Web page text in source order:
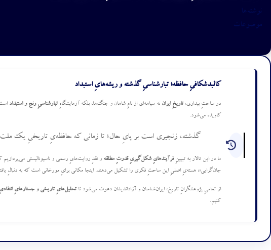
نوشته‌ها
موضوعات
کالبدشکافیِ حافظه؛ تبارشناسیِ گذشته و ریشه‌هایِ استبداد
در ساحتِ بیداری، تاریخِ ایران نه سیاهه‌ای از نامِ شاهان و جنگ‌ها، بلکه آزمایشگاهِ تبارشناسیِ رنج و استبداد
کاویده می‌شود.
گذشته، زنجیری است بر پایِ حال؛ تا زمانی که حافظه‌یِ تاریخیِ یک
ما در این تالار به تبیینِفرآیندهایِ شکل‌گیریِ قدرتِ مطلقه و نقدِ روایت‌هایِ رسمی و ناسیونالیستی
جان‌گرایی»، هسته‌یِ اصلیِ این ساحتِ فکری را تشکیل می‌دهند. اینجا مکانی برایِ مورخانی است که به دنبالِ
از تمامیِ پژوهشگرانِ تاریخ، ایران‌شناسان و آزاداندیشان دعوت می‌شود تا تحلیل‌هایِ تاریخی و جستارهایِ انتقادیِ
کنیم.